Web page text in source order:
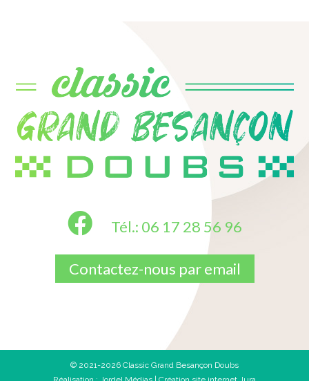
Tél.: 06 17 28 56 96
Contactez-nous par email
© 2021-2026 Classic Grand Besançon Doubs